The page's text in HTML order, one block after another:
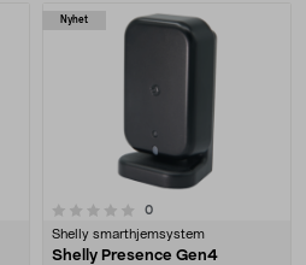
Nyhet
0anmeldelser
Shelly smarthjemsystem
Shelly Presence Gen4